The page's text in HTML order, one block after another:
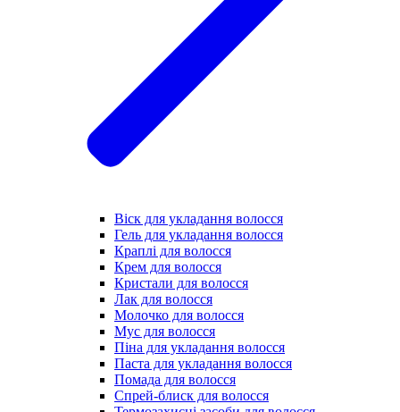
Віск для укладання волосся
Гель для укладання волосся
Краплі для волосся
Крем для волосся
Кристали для волосся
Лак для волосся
Молочко для волосся
Мус для волосся
Піна для укладання волосся
Паста для укладання волосся
Помада для волосся
Спрей-блиск для волосся